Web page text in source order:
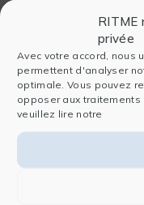
RITME
privée
Avec votre accord, nous
permettent d'analyser
optimale. Vous pouvez
opposer aux traitements
veuillez lire notre
Pour